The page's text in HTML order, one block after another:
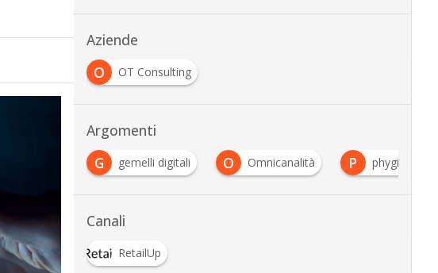
Aziende
O
OT Consulting
Argomenti
gemelli digitali Omnicanalità phygital
Canali
RetailUp